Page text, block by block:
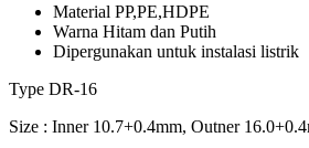
Material PP,PE,HDPE
Warna Hitam dan Putih
Dipergunakan untuk instalasi listrik
Type DR-16
Size : Inner 10.7+0.4mm, Outner